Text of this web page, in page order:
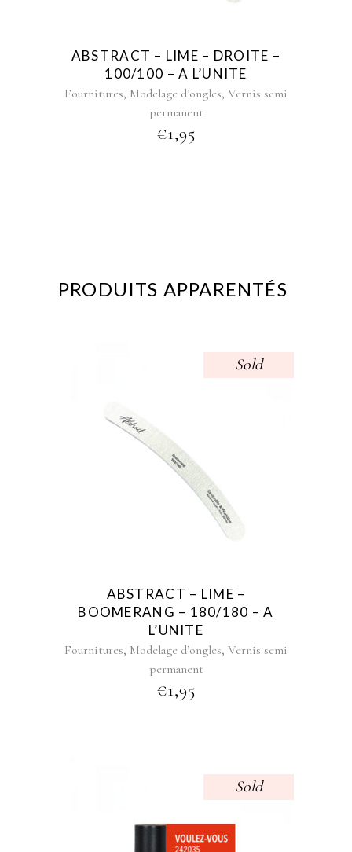
ABSTRACT – LIME – DROITE –
100/100 – A L’UNITE
Fournitures, Modelage d’ongles, Vernis semi
permanent
€1,95
PRODUITS APPARENTÉS
Sold
ABSTRACT – LIME –
BOOMERANG – 180/180 – A
L’UNITE
Fournitures, Modelage d’ongles, Vernis semi
permanent
€1,95
Sold